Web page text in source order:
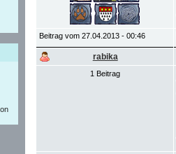
Beitrag vom 27.04.2013 - 00:46
rabika
1 Beitrag